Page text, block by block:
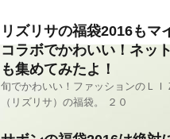
リズリサの福袋2016もマ
コラボでかわいい！ネッ
も集めてみたよ！
旬でかわいい！ファッションのＬＩ
（リズリサ）の福袋。 ２０